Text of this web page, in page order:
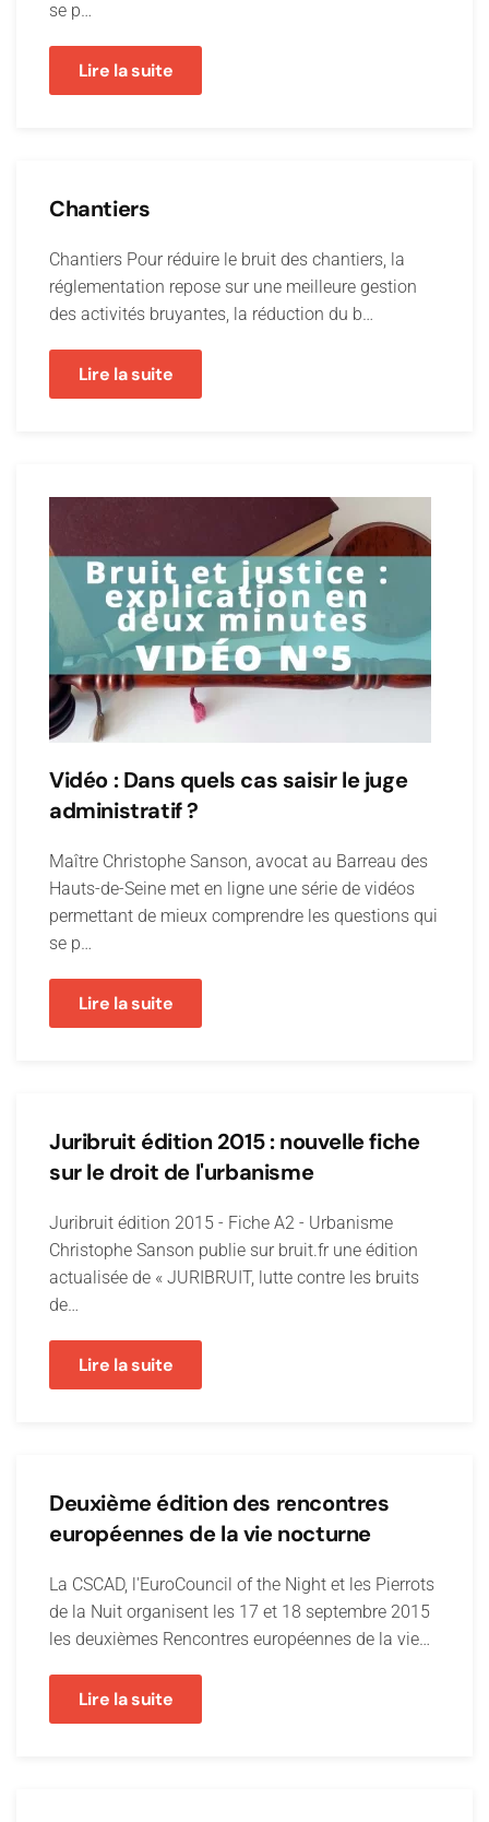
se p…
Lire la suite
Chantiers
Chantiers Pour réduire le bruit des chantiers, la
réglementation repose sur une meilleure gestion
des activités bruyantes, la réduction du b…
Lire la suite
Vidéo : Dans quels cas saisir le juge
administratif ?
Maître Christophe Sanson, avocat au Barreau des
Hauts-de-Seine met en ligne une série de vidéos
permettant de mieux comprendre les questions qui
se p…
Lire la suite
Juribruit édition 2015 : nouvelle fiche
sur le droit de l'urbanisme
Juribruit édition 2015 - Fiche A2 - Urbanisme
Christophe Sanson publie sur bruit.fr une édition
actualisée de « JURIBRUIT, lutte contre les bruits
de…
Lire la suite
Deuxième édition des rencontres
européennes de la vie nocturne
La CSCAD, l'EuroCouncil of the Night et les Pierrots
de la Nuit organisent les 17 et 18 septembre 2015
les deuxièmes Rencontres européennes de la vie…
Lire la suite